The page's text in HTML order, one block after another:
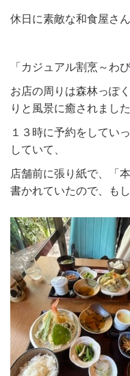
休日に素敵な和食屋さ
「カジュアル割烹～わ
お店の周りは森林っぽ
りと風景に癒されまし
１３時に予約をしてい
していて、
店舗前に張り紙で、「
書かれていたので、も